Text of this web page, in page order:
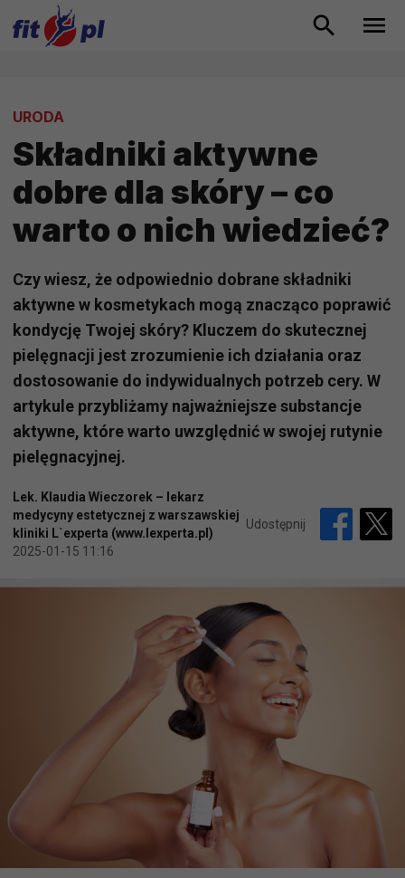
URODA
Składniki aktywne
dobre dla skóry – co
warto o nich wiedzieć?
Czy wiesz, że odpowiednio dobrane składniki
aktywne w kosmetykach mogą znacząco poprawić
kondycję Twojej skóry? Kluczem do skutecznej
pielęgnacji jest zrozumienie ich działania oraz
dostosowanie do indywidualnych potrzeb cery. W
artykule przybliżamy najważniejsze substancje
aktywne, które warto uwzględnić w swojej rutynie
pielęgnacyjnej.
Lek. Klaudia Wieczorek – lekarz
medycyny estetycznej z warszawskiej
kliniki L`experta (www.lexperta.pl)
2025-01-15 11:16
Udostępnij